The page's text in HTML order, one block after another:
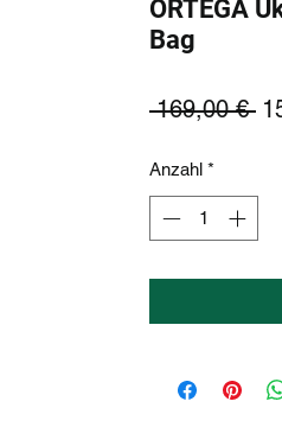
ORTEGA
Bag
169,00 €
Anzahl *